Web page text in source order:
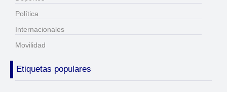
Política
Internacionales
Movilidad
Etiquetas populares